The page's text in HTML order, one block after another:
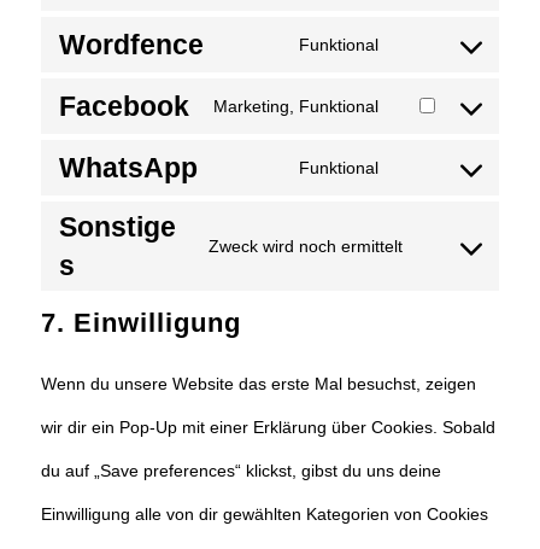
Wordfence Funktional
Facebook Marketing, Funktional
facebook
WhatsApp Funktional
Sonstige
s
Zweck wird noch ermittelt
sonstiges
7. Einwilligung
Wenn du unsere Website das erste Mal besuchst, zeigen
wir dir ein Pop-Up mit einer Erklärung über Cookies. Sobald
du auf „Save preferences“ klickst, gibst du uns deine
Einwilligung alle von dir gewählten Kategorien von Cookies